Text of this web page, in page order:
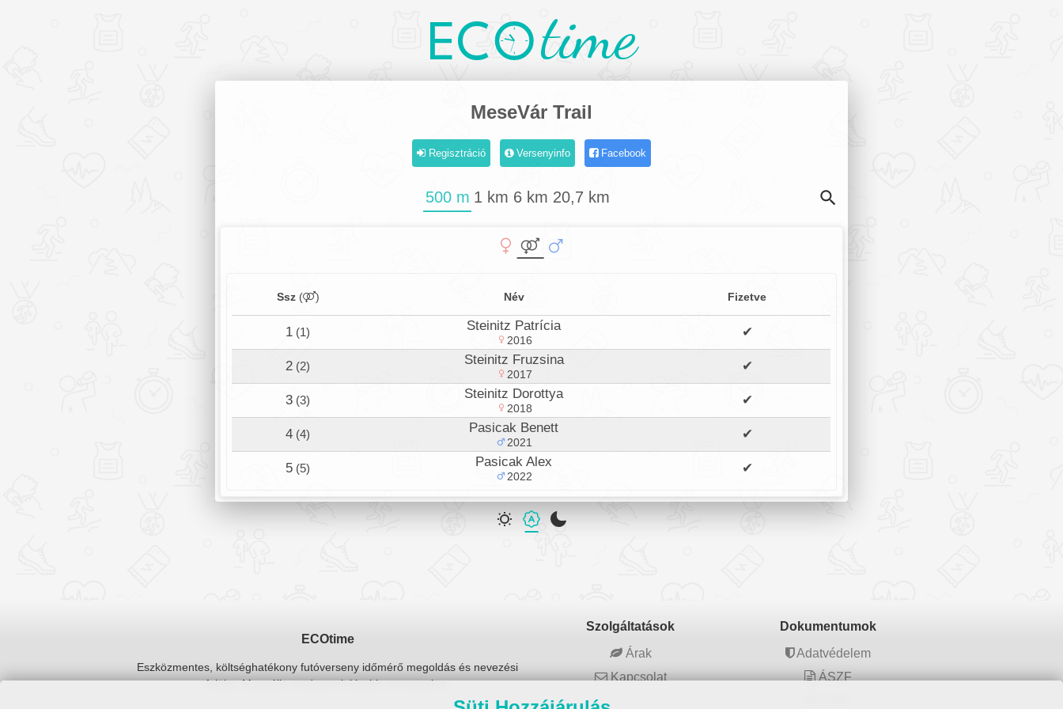
EC time
MeseVár Trail
Regisztráció Versenyinfo Facebook
500 m 1 km 6 km 20,7 km
Ssz ( ) Név Fizetve
1 (1) Steinitz Patrícia
2016
✔
2 (2) Steinitz Fruzsina
2017
✔
3 (3) Steinitz Dorottya
2018
✔
4 (4) Pasicak Benett
2021
✔
5 (5) Pasicak Alex
2022
✔
ECOtime
Eszközmentes, költséghatékony futóverseny időmérő megoldás és nevezési
felület. Manuális rendszerek kisebb versenyekre.
Szolgáltatások
Árak
Kapcsolat
Dokumentumok
Adatvédelem
ÁSZF